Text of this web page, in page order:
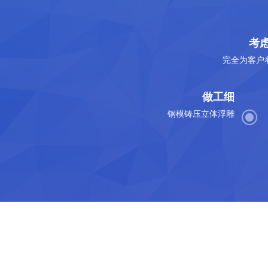
考
完全为客户
做工细
钢模铸压立体浮雕